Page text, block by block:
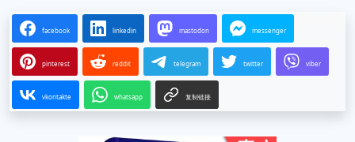
facebook linkedin mastodon messenger
pinterest reddit telegram twitter viber
vkontakte whatsapp 复制链接